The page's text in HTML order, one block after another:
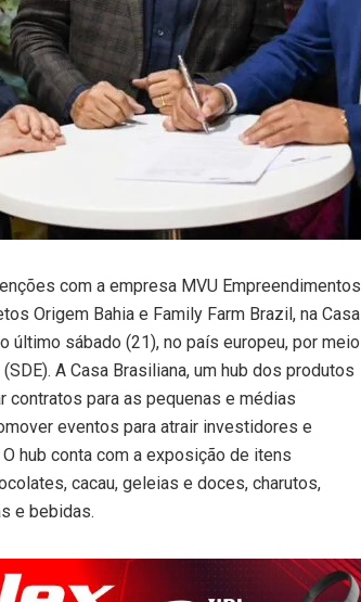
com a empresa MVU Empreendimentos
Origem Bahia e Family Farm Brazil, na Casa
último sábado (21), no país europeu, por meio
A Casa Brasiliana, um hub dos produtos
para as pequenas e médias
eventos para atrair investidores e
hub conta com a exposição de itens
cacau, geleias e doces, charutos,
e bebidas.